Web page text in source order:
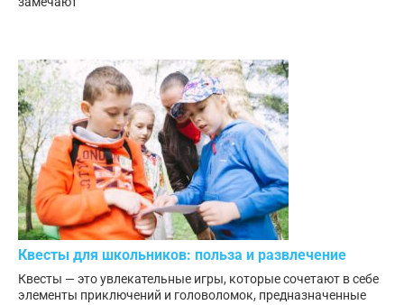
Квесты для школьников: польза и развлечение
Квесты — это увлекательные игры, которые сочетают в себе
элементы приключений и головоломок, предназначенные